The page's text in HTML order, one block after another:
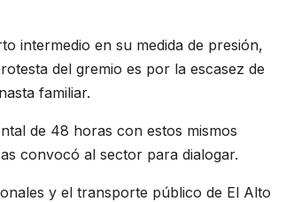
intermedio en su medida de presión,
del gremio es por la escasez de
familiar.
de 48 horas con estos mismos
convocó al sector para dialogar.
y el transporte público de El Alto